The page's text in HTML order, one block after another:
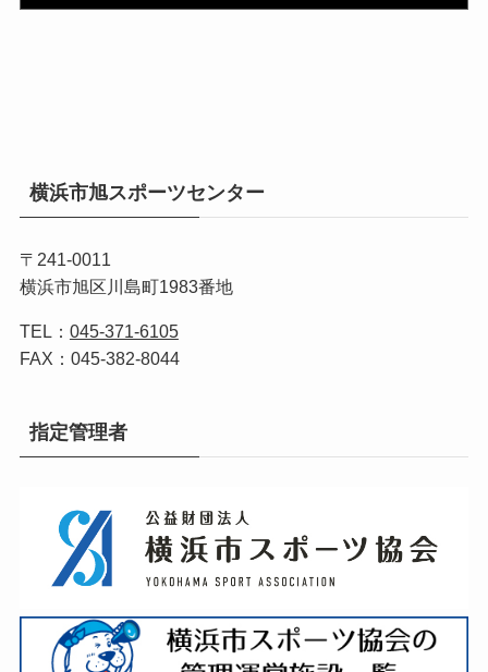
横浜市旭スポーツセンター
〒241-0011
横浜市旭区川島町1983番地
TEL： 045-371-6105
FAX：045-382-8044
指定管理者